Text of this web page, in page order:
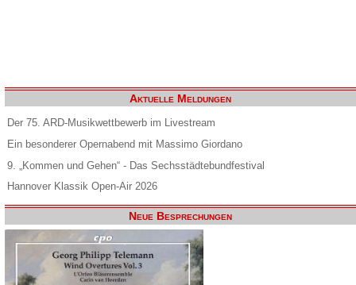
Aktuelle Meldungen
Der 75. ARD-Musikwettbewerb im Livestream
Ein besonderer Opernabend mit Massimo Giordano
9. „Kommen und Gehen“ - Das Sechsstädtebundfestival
Hannover Klassik Open-Air 2026
Neue Besprechungen